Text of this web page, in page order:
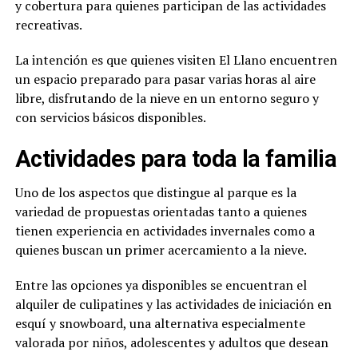
y cobertura para quienes participan de las actividades
recreativas.
La intención es que quienes visiten El Llano encuentren
un espacio preparado para pasar varias horas al aire
libre, disfrutando de la nieve en un entorno seguro y
con servicios básicos disponibles.
Actividades para toda la familia
Uno de los aspectos que distingue al parque es la
variedad de propuestas orientadas tanto a quienes
tienen experiencia en actividades invernales como a
quienes buscan un primer acercamiento a la nieve.
Entre las opciones ya disponibles se encuentran el
alquiler de culipatines y las actividades de iniciación en
esquí y snowboard, una alternativa especialmente
valorada por niños, adolescentes y adultos que desean